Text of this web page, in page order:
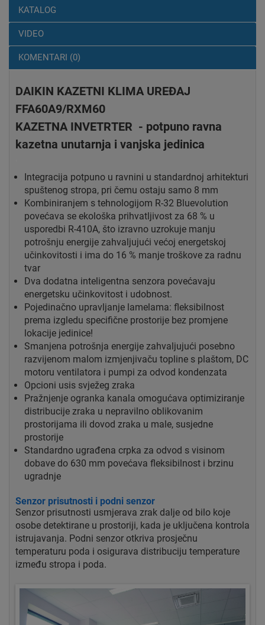
KATALOG
VIDEO
KOMENTARI (0)
DAIKIN KAZETNI KLIMA UREĐAJ
FFA60A9/RXM60
KAZETNA INVETRTER - potpuno ravna
kazetna unutarnja i vanjska jedinica
Integracija potpuno u ravnini u standardnoj arhitekturi
spuštenog stropa, pri čemu ostaju samo 8 mm
Kombiniranjem s tehnologijom R-32 Bluevolution
povećava se ekološka prihvatljivost za 68 % u
usporedbi R-410A, što izravno uzrokuje manju
potrošnju energije zahvaljujući većoj energetskoj
učinkovitosti i ima do 16 % manje troškove za radnu
tvar
Dva dodatna inteligentna senzora povećavaju
energetsku učinkovitost i udobnost.
Pojedinačno upravljanje lamelama: fleksibilnost
prema izgledu specifične prostorije bez promjene
lokacije jedinice!
Smanjena potrošnja energije zahvaljujući posebno
razvijenom malom izmjenjivaču topline s plaštom, DC
motoru ventilatora i pumpi za odvod kondenzata
Opcioni usis svježeg zraka
Pražnjenje ogranka kanala omogućava optimiziranje
distribucije zraka u nepravilno oblikovanim
prostorijama ili dovod zraka u male, susjedne
prostorije
Standardno ugrađena crpka za odvod s visinom
dobave do 630 mm povećava fleksibilnost i brzinu
ugradnje
Senzor prisutnosti i podni senzor
Senzor prisutnosti usmjerava zrak dalje od bilo koje
osobe detektirane u prostoriji, kada je uključena kontrola
istrujavanja. Podni senzor otkriva prosječnu
temperaturu poda i osigurava distribuciju temperature
između stropa i poda.